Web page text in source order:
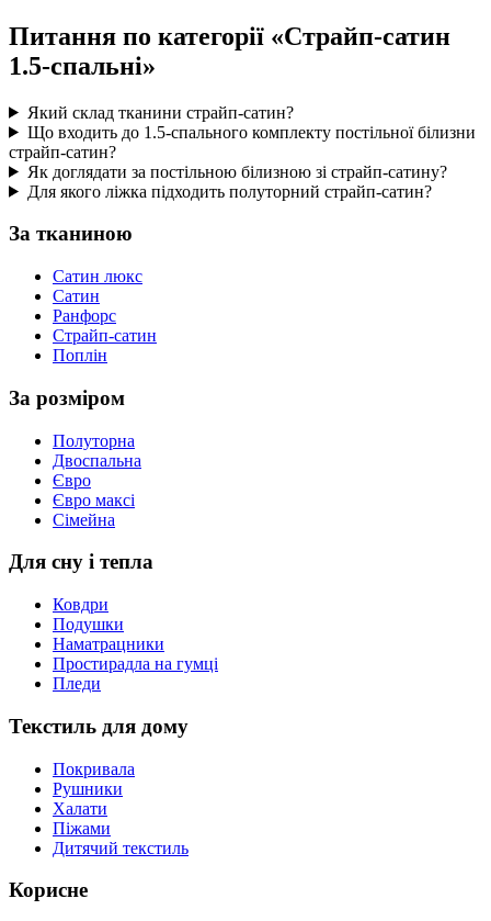
Питання по категорії «Страйп-сатин
1.5-спальні»
Який склад тканини страйп-сатин?
Що входить до 1.5-спального комплекту постільної білизни
страйп-сатин?
Як доглядати за постільною білизною зі страйп-сатину?
Для якого ліжка підходить полуторний страйп-сатин?
За тканиною
Сатин люкс
Сатин
Ранфорс
Страйп-сатин
Поплін
За розміром
Полуторна
Двоспальна
Євро
Євро максі
Сімейна
Для сну і тепла
Ковдри
Подушки
Наматрацники
Простирадла на гумці
Пледи
Текстиль для дому
Покривала
Рушники
Халати
Піжами
Дитячий текстиль
Корисне